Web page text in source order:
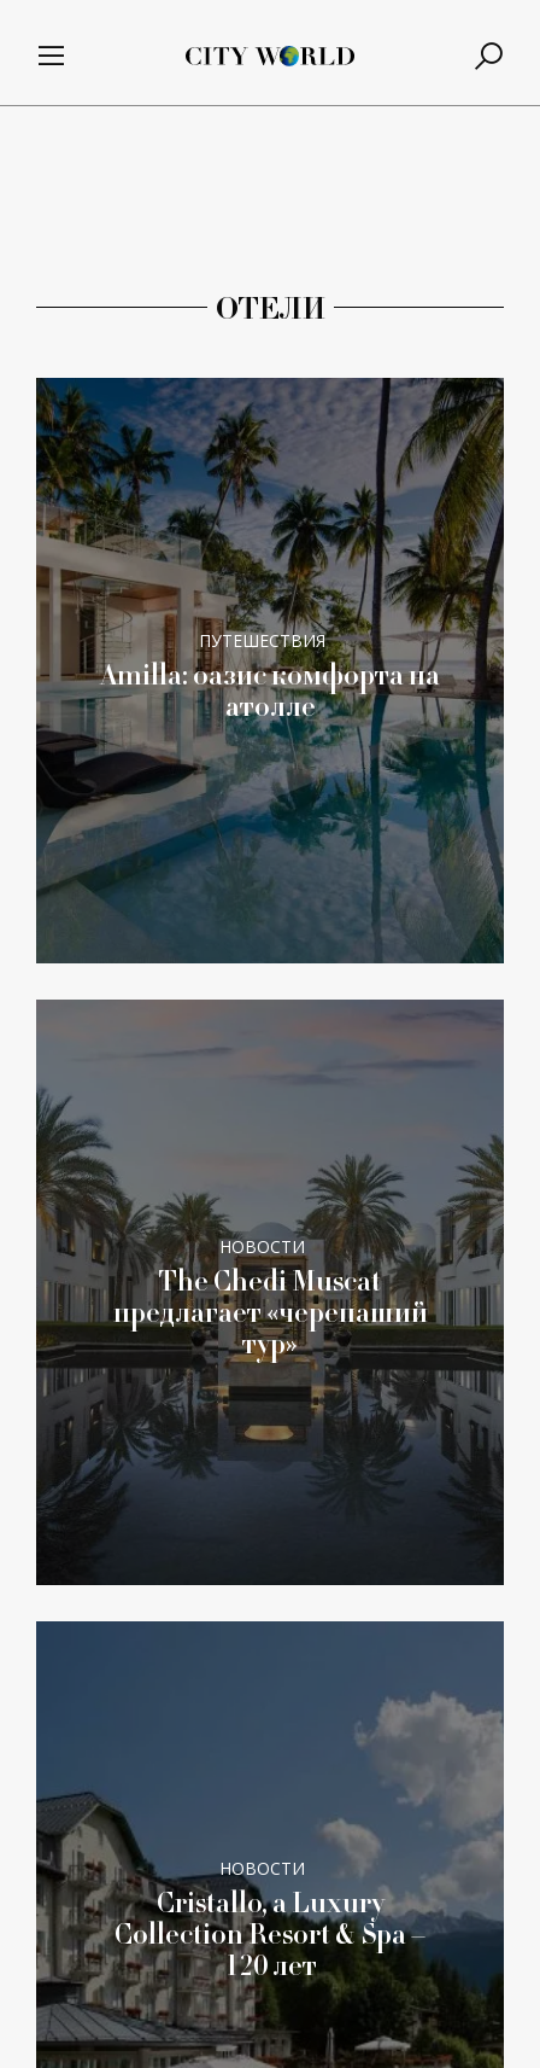
ОТЕЛИ
ПУТЕШЕСТВИЯ
Amilla: оазис комфорта на
атолле
НОВОСТИ
The Chedi Muscat
предлагает «черепаший
тур»
НОВОСТИ
Cristallo, a Luxury
Collection Resort & Spa –
120 лет